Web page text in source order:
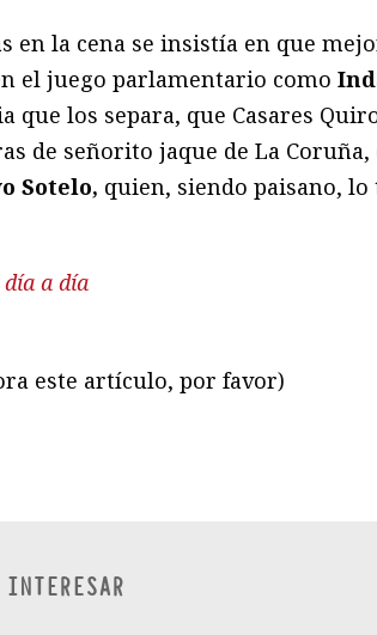
en la cena se insistía en que
el juego parlamentario como
que los separa, que Casares
de señorito jaque de La Coruña,
Sotelo, quien, siendo paisano, lo
a día
este artículo, por favor)